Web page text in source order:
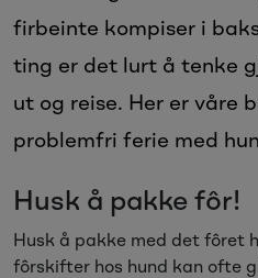
firbeinte kompiser i
ting er det lurt å tenke
ut og reise. Her er våre
problemfri ferie med
Husk å pakke fôr!
Husk å pakke med det fôret
fôrskifter hos hund kan ofte